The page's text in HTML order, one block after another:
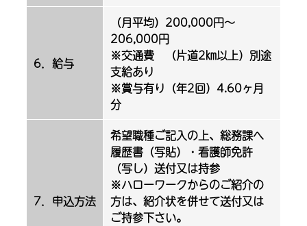
6．給与
（月平均）200,000円～
206,000円
※交通費 （片道2㎞以上）別途
支給あり
※賞与有り（年2回）4.60ヶ月
分
7．申込方法
希望職種ご記入の上、総務課へ
履歴書（写貼）・看護師免許
（写し）送付又は持参
※ハローワークからのご紹介の
方は、紹介状を併せて送付又は
ご持参下さい。